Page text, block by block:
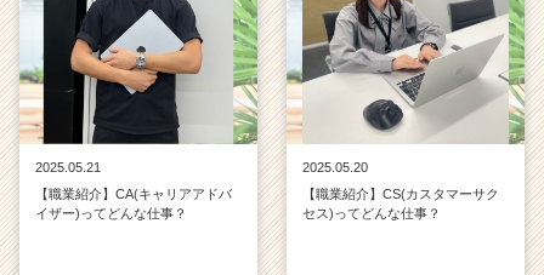
2025.05.21
【職業紹介】CA(キャリアアドバ
イザー)ってどんな仕事？
2025.05.20
【職業紹介】CS(カスタマーサク
セス)ってどんな仕事？